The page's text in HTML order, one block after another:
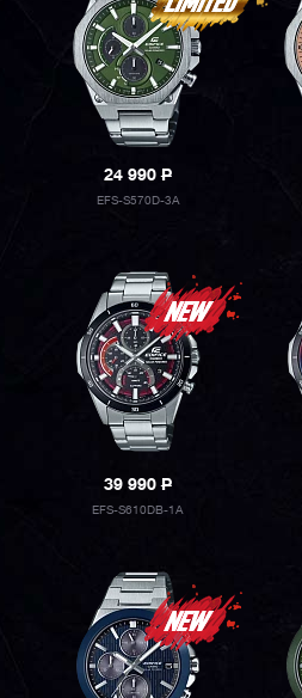
24 990P
EFS-S570D-3A
39 990P
EFS-S610DB-1A